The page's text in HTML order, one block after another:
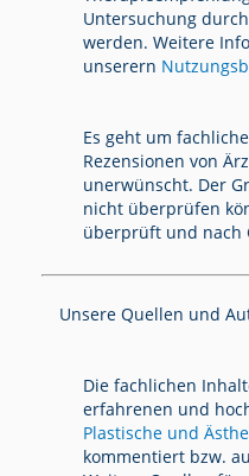
Untersuchung
werden. Weitere
unserern
Es geht um
Rezensionen von
unerwünscht. Der
nicht überprüfen
überprüft und nach
Unsere Quellen und
Die fachlichen
erfahrenen und
Plastische und
kommentiert bzw.